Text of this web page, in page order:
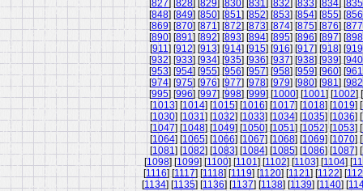
[827] [828] [829] [830] [831] [832] [833] [834] [835
[848] [849] [850] [851] [852] [853] [854] [855] [856
[869] [870] [871] [872] [873] [874] [875] [876] [877
[890] [891] [892] [893] [894] [895] [896] [897] [898
[911] [912] [913] [914] [915] [916] [917] [918] [919
[932] [933] [934] [935] [936] [937] [938] [939] [940
[953] [954] [955] [956] [957] [958] [959] [960] [961
[974] [975] [976] [977] [978] [979] [980] [981] [982
[995] [996] [997] [998] [999] [1000] [1001] [1002] [
[1013] [1014] [1015] [1016] [1017] [1018] [1019] [
[1030] [1031] [1032] [1033] [1034] [1035] [1036] [
[1047] [1048] [1049] [1050] [1051] [1052] [1053] [
[1064] [1065] [1066] [1067] [1068] [1069] [1070] [
[1081] [1082] [1083] [1084] [1085] [1086] [1087] [
[1098] [1099] [1100] [1101] [1102] [1103] [1104] [
[1116] [1117] [1118] [1119] [1120] [1121] [1122] [
[1134] [1135] [1136] [1137] [1138] [1139] [1140] [